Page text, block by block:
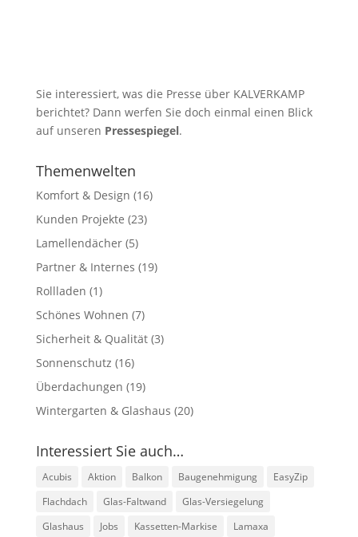
Sie interessiert, was die Presse über KALVERKAMP
berichtet? Dann werfen Sie doch einmal einen Blick
auf unseren Pressespiegel.
Themenwelten
Komfort & Design (16)
Kunden Projekte (23)
Lamellendächer(5)
Partner & Internes (19)
Rollladen (1)
Schönes Wohnen (7)
Sicherheit & Qualität(3)
Sonnenschutz (16)
Überdachungen (19)
Wintergarten & Glashaus (20)
Interessiert Sie auch…
Acubis Aktion Balkon Baugenehmigung
EasyZip
Flachdach
Glas-Faltwand
Glas-Versiegelung
Glashaus
Jobs Kassetten-Markise Lamaxa